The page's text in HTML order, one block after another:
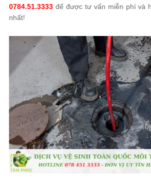
0784.51.3333 để được tư vấn miễn phí và
nhất!